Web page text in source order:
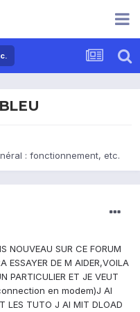
: fonctionnement, etc.
NOUVEAU SUR CE FORUM
ESSAYER DE M AIDER,VOILA
PARTICULIER ET JE VEUT
en modem)J AI
LES TUTO J AI MIT DLOAD